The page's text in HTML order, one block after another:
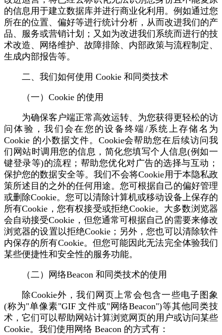
的信息用于建立数据库并进行商业化利用。例如通过您
所在的位置、偏好等进行统计分析，从而改进我们的产
品、服务或营销计划；又如为改进我们系统而进行的技
术改造、网络维护、故障排除、内部政策与流程制定、
生成内部报告等。
二、我们如何使用 Cookie 和同类技术
（一）Cookie 的使用
为确保客户端正常高效运转、为您获得更轻松的访
问体验，我们会在您的设备终端/系统上存储名为
Cookie 的小数据文件。Cookie会帮助您在后续访问我
们网站时调用您的信息，简化您填写个人信息(例如一
键登录等)的流程；帮助您优化对广告的选择与互动；
保护您的数据安全等。我们不会将Cookie用于本隐私政
策所述目的之外的任何用途。您可根据自己的偏好管理
或删除Cookie。您可以清除计算机或移动设备上保存的
所有Cookie，您有权接受或拒绝Cookie。大多数浏览器
会自动接受Cookie，但您通常可根据自己的需要来修改
浏览器的设置以拒绝Cookie；另外，您也可以清除软件
内保存的所有Cookie。但您可能因此无法完全体验我们
某些便捷性和安全性的服务功能。
（二）网络Beacon 和同类技术的使用
除Cookie外，我们网页上常会包含一些电子图象
(称为"单像素"GIF 文件或"网络Beacon")等其他同类技
术，它们可以帮助网站计算浏览网页的用户或访问某些
Cookie。我们使用网络 Beacon 的方式有：